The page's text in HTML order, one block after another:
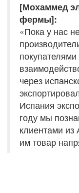
[Мохаммед
фермы]:
«Пока у нас
через
Испания
году мы
клиентами из
им товар